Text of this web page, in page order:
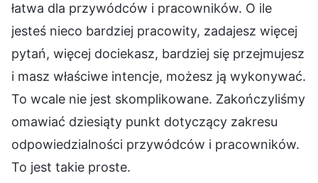
łatwa dla przywódców i pracowników. O ile
jesteś nieco bardziej pracowity, zadajesz więcej
pytań, więcej dociekasz, bardziej się przejmujesz
i masz właściwe intencje, możesz ją wykonywać.
To wcale nie jest skomplikowane. Zakończyliśmy
omawiać dziesiąty punkt dotyczący zakresu
odpowiedzialności przywódców i pracowników.
To jest takie proste.